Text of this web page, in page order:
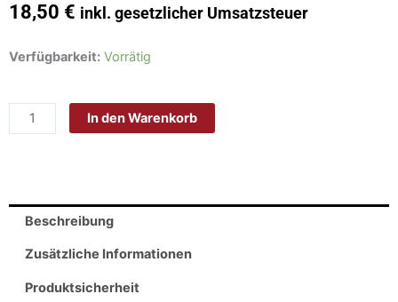
18,50 € inkl. gesetzlicher Umsatzsteuer
Verfügbarkeit: Vorrätig
Schild
Germany
Privatweg
Winterdienst
In den Warenkorb
Beschreibung
Zusätzliche Informationen
Produktsicherheit